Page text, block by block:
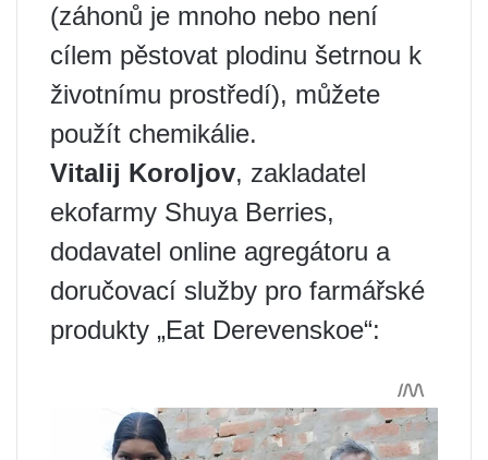
(záhonů je mnoho nebo není
cílem pěstovat plodinu šetrnou k
životnímu prostředí), můžete
použít chemikálie.
Vitalij Koroljov, zakladatel
ekofarmy Shuya Berries,
dodavatel online agregátoru a
doručovací služby pro farmářské
produkty „Eat Derevenskoe“: